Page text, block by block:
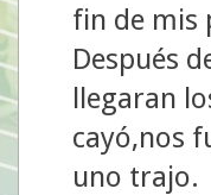
fin de mis
Después
llegaran
cayó,nos
uno trajo.